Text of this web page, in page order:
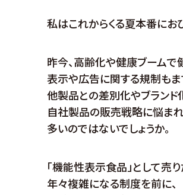
私はこれからくる夏本番に
昨今、高齢化や健康ブームで
表示や広告に関する規制もま
他製品との差別化やブランド
自社製品の販売戦略に悩ま
多いのではないでしょうか。
「機能性表示食品」として売
年々複雑になる制度を前に、